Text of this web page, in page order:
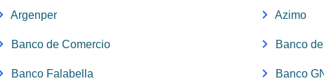
Argenper Azimo
Banco de Comercio Banco
Banco Falabella Banco